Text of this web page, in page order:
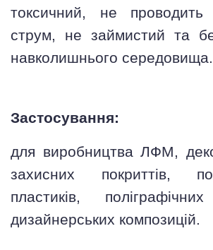
токсичний, не проводить
струм, не займистий та
навколишнього середовища.
Застосування:
для виробництва ЛФМ,
захисних покриттів,
пластиків,
дизайнерських композицій.